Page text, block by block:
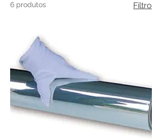
6 produtos Filtro